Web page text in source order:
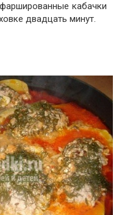
кабачки
двадцать минут.